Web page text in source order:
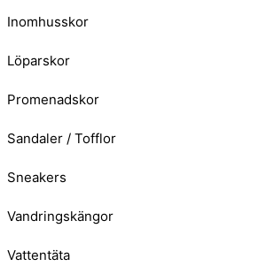
Inomhusskor
Löparskor
Promenadskor
Sandaler / Tofflor
Sneakers
Vandringskängor
Vattentäta